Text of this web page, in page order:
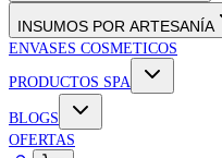
INSUMOS POR ARTESANÍA
ENVASES COSMETICOS
PRODUCTOS SPA
BLOGS
OFERTAS